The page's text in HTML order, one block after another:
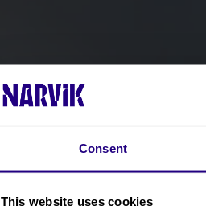
Consent
This website uses cookies